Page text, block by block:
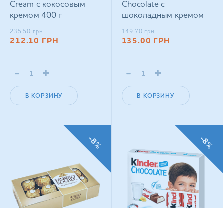
Cream с кокосовым
кремом 400 г
235.50 грн
212.10 ГРН
- +
В КОРЗИНУ
Chocolate с
шоколадным кремом
149.70 грн
135.00 ГРН
- +
В КОРЗИНУ
-8% -8%